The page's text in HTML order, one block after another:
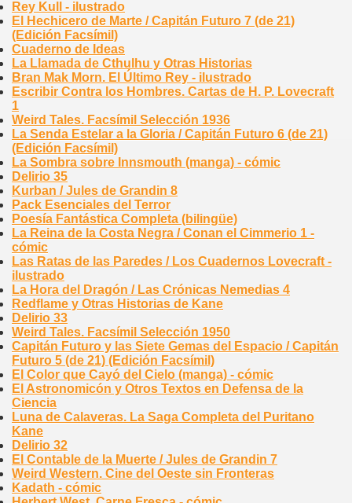
Rey Kull - ilustrado
El Hechicero de Marte / Capitán Futuro 7 (de 21)
(Edición Facsímil)
Cuaderno de Ideas
La Llamada de Cthulhu y Otras Historias
Bran Mak Morn. El Último Rey - ilustrado
Escribir Contra los Hombres. Cartas de H. P. Lovecraft
1
Weird Tales. Facsímil Selección 1936
La Senda Estelar a la Gloria / Capitán Futuro 6 (de 21)
(Edición Facsímil)
La Sombra sobre Innsmouth (manga) - cómic
Delirio 35
Kurban / Jules de Grandin 8
Pack Esenciales del Terror
Poesía Fantástica Completa (bilingüe)
La Reina de la Costa Negra / Conan el Cimmerio 1 -
cómic
Las Ratas de las Paredes / Los Cuadernos Lovecraft -
ilustrado
La Hora del Dragón / Las Crónicas Nemedias 4
Redflame y Otras Historias de Kane
Delirio 33
Weird Tales. Facsímil Selección 1950
Capitán Futuro y las Siete Gemas del Espacio / Capitán
Futuro 5 (de 21) (Edición Facsímil)
El Color que Cayó del Cielo (manga) - cómic
El Astronomicón y Otros Textos en Defensa de la
Ciencia
Luna de Calaveras. La Saga Completa del Puritano
Kane
Delirio 32
El Contable de la Muerte / Jules de Grandin 7
Weird Western. Cine del Oeste sin Fronteras
Kadath - cómic